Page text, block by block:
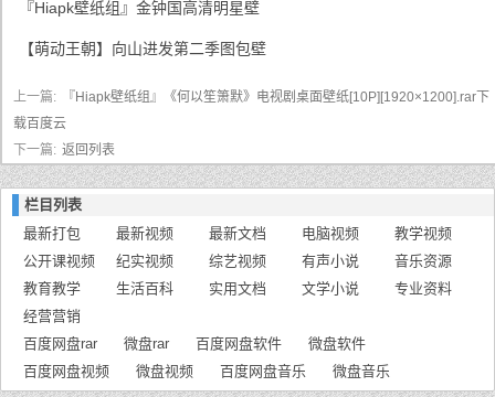
『Hiapk壁纸组』金钟国高清明星壁
【萌动王朝】向山进发第二季图包壁
上一篇:
『Hiapk壁纸组』《何以笙箫默》电视剧桌面壁纸[10P][1920×1200].rar下
载百度云
下一篇: 返回列表
栏目列表
最新打包
最新视频 最新文档 电脑视频
教学视频
公开课视频
纪实视频 综艺视频 有声小说
音乐资源
教育教学
生活百科 实用文档 文学小说
专业资料
经营营销
百度网盘rar
微盘rar 百度网盘软件
微盘软件
百度网盘视频
微盘视频 百度网盘音乐 微盘音乐